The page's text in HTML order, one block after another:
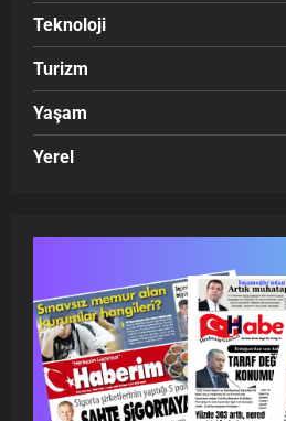
Teknoloji
Turizm
Yaşam
Yerel